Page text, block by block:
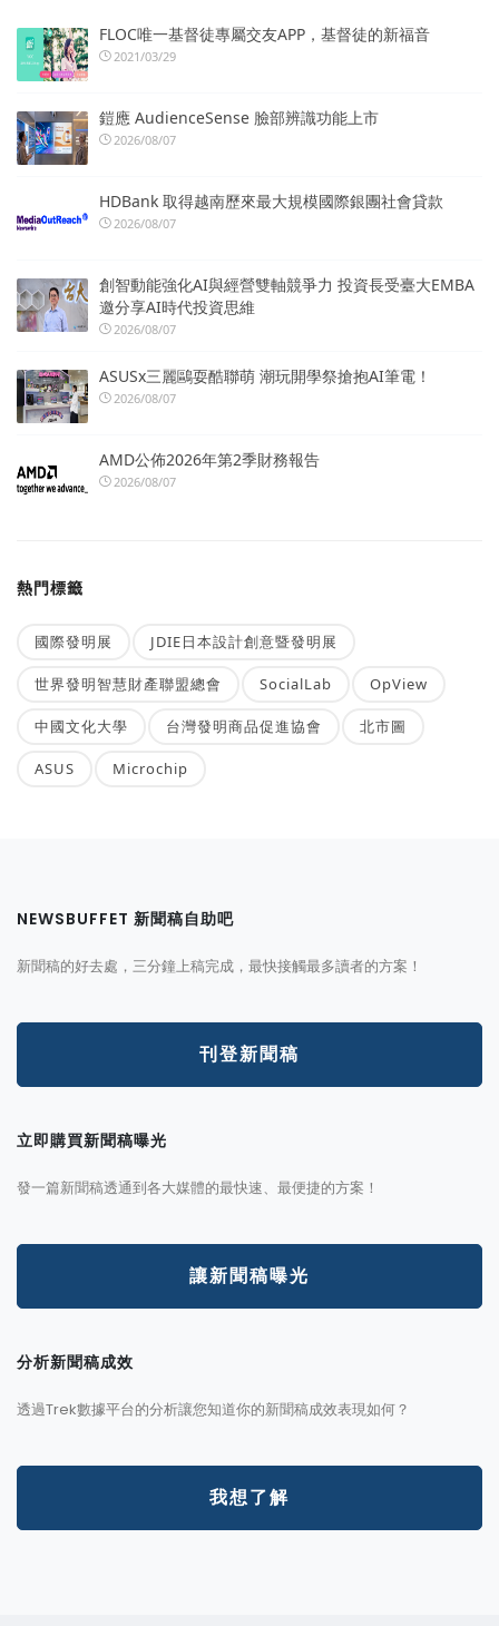
FLOC唯一基督徒專屬交友APP，基督徒的新福音
2021/03/29
鎧應 AudienceSense 臉部辨識功能上市
2026/08/07
HDBank 取得越南歷來最大規模國際銀團社會貸款
2026/08/07
創智動能強化AI與經營雙軸競爭力 投資長受臺大EMBA
邀分享AI時代投資思維
2026/08/07
ASUSx三麗鷗耍酷聯萌 潮玩開學祭搶抱AI筆電！
2026/08/07
AMD公佈2026年第2季財務報告
2026/08/07
熱門標籤
國際發明展 JDIE日本設計創意暨發明展
世界發明智慧財產聯盟總會 SocialLab OpView
中國文化大學 台灣發明商品促進協會 北市圖
ASUS Microchip
NEWSBUFFET 新聞稿自助吧
新聞稿的好去處，三分鐘上稿完成，最快接觸最多讀者的方案！
刊登新聞稿
立即購買新聞稿曝光
發一篇新聞稿透通到各大媒體的最快速、最便捷的方案！
讓新聞稿曝光
分析新聞稿成效
透過Trek數據平台的分析讓您知道你的新聞稿成效表現如何？
我想了解